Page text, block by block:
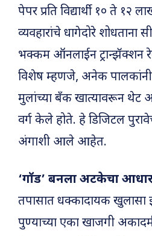
पेपर प्रति विद्यार्थी १० ते १२
व्यवहारांचे धागेदोरे शोधताना
भक्कम ऑनलाईन ट्रान्झॅक्शन
विशेष म्हणजे, अनेक पालकांनी
मुलांच्या बँक खात्यावरून थेट
वर्ग केले होते. हे डिजिटल
अंगाशी आले आहेत.
‘गॉड’ बनला अटकेचा
तपासात धक्कादायक
पुण्याच्या एका खाजगी